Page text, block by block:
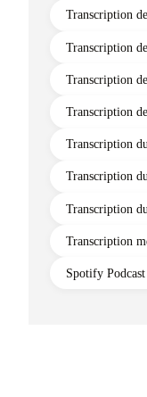
Transcription
Transcription
Transcription
Transcription
Transcription
Transcription
Transcription
Transcription
Spotify